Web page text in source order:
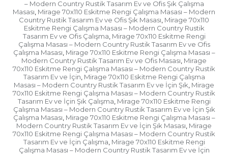
– Modern Country Rustik Tasarım Ev ve Ofis Şık Çalışma
Masası Mirage 70x110 Eskitme Rengi Çalışma Masası – Modern
Country Rustik Tasarım Ev ve Ofis Şık Masası Mirage 70x110
Eskitme Rengi Çalışma Masası – Modern Country Rustik
Tasarım Ev ve Ofis Çalışma Mirage 70x110 Eskitme Rengi
Çalışma Masası – Modern Country Rustik Tasarım Ev ve Ofis
Çalışma Masası Mirage 70x110 Eskitme Rengi Çalışma Masası –
Modern Country Rustik Tasarım Ev ve Ofis Masası Mirage
70x110 Eskitme Rengi Çalışma Masası – Modern Country Rustik
Tasarım Ev ve İçin Mirage 70x110 Eskitme Rengi Çalışma
Masası – Modern Country Rustik Tasarım Ev ve İçin Şık Mirage
70x110 Eskitme Rengi Çalışma Masası – Modern Country Rustik
Tasarım Ev ve İçin Şık Çalışma Mirage 70x110 Eskitme Rengi
Çalışma Masası – Modern Country Rustik Tasarım Ev ve İçin Şık
Çalışma Masası Mirage 70x110 Eskitme Rengi Çalışma Masası –
Modern Country Rustik Tasarım Ev ve İçin Şık Masası Mirage
70x110 Eskitme Rengi Çalışma Masası – Modern Country Rustik
Tasarım Ev ve İçin Çalışma Mirage 70x110 Eskitme Rengi
Çalışma Masası – Modern Country Rustik Tasarım Ev ve İçin